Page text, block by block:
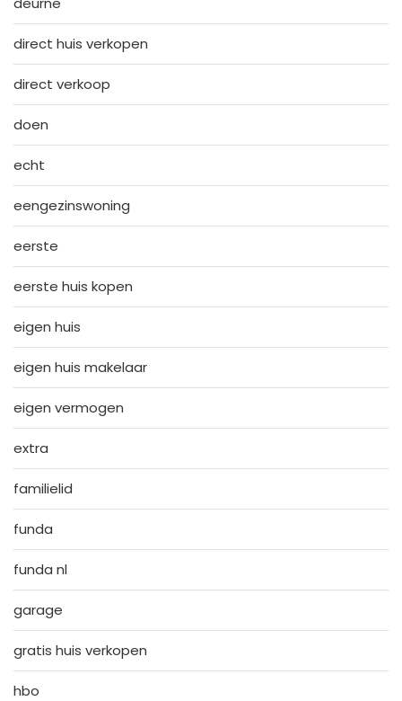
direct huis verkopen
direct verkoop
doen
echt
eengezinswoning
eerste
eerste huis kopen
eigen huis
eigen huis makelaar
eigen vermogen
extra
familielid
funda
funda nl
garage
gratis huis verkopen
hbo